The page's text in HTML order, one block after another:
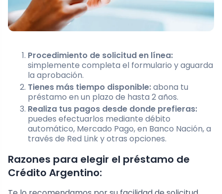
Procedimiento de solicitud en línea:
simplemente completa el formulario y aguarda
la aprobación.
Tienes más tiempo disponible:abona tu
préstamo en un plazo de hasta 2 años.
Realiza tus pagos desde donde prefieras:
puedes efectuarlos mediante débito
automático, Mercado Pago, en Banco Nación, a
través de Red Link y otras opciones.
Razones para elegir el préstamo de
Crédito Argentino: